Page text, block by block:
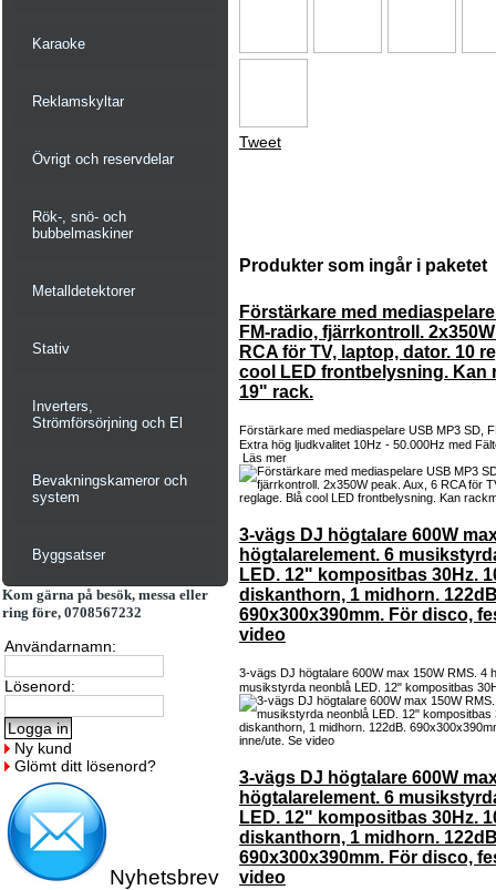
Karaoke
Reklamskyltar
Övrigt och reservdelar
Rök-, snö- och
bubbelmaskiner
Metalldetektorer
Stativ
Inverters,
Strömförsörjning och El
Bevakningskameror och
system
Byggsatser
Kom gärna på besök, messa eller
ring före, 0708567232
Användarnamn:
Lösenord:
Ny kund
Glömt ditt lösenord?
Nyhetsbrev
Tweet
Produkter som ingår i paketet
Förstärkare med
FM-radio, fjärrkontroll.
RCA för TV, laptop, dator. 10
cool LED frontbelysning. Kan
19" rack.
Förstärkare med mediaspelare USB MP3 SD,
Extra hög ljudkvalitet 10Hz - 50.000Hz med
Läs mer
3-vägs DJ högtalare 600W
högtalarelement. 6
LED. 12" kompositbas 30Hz.
diskanthorn, 1 midhorn.
690x300x390mm. För disco,
video
3-vägs DJ högtalare 600W max 150W RMS. 4
musikstyrda neonblå LED. 12" kompositbas
3-vägs DJ högtalare 600W
högtalarelement. 6
LED. 12" kompositbas 30Hz.
diskanthorn, 1 midhorn.
690x300x390mm. För disco,
video